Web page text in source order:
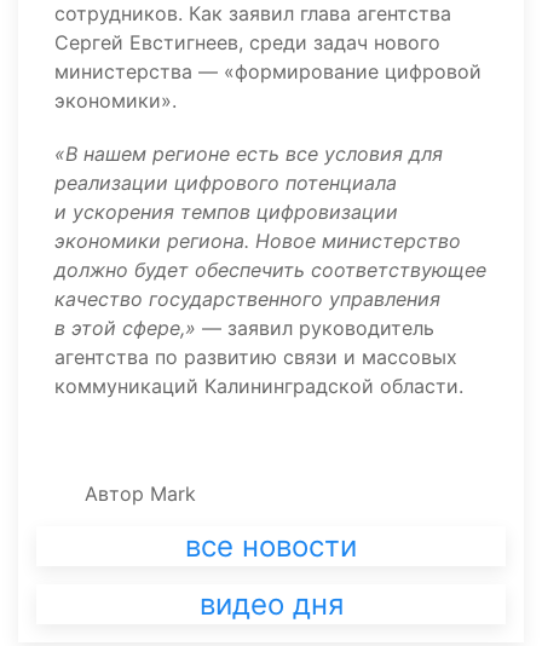
сотрудников. Как заявил глава агентства
Сергей Евстигнеев, среди задач нового
министерства — «формирование цифровой
экономики».
«В нашем регионе есть все условия для
реализации цифрового потенциала
и ускорения темпов цифровизации
экономики региона. Новое министерство
должно будет обеспечить соответствующее
качество государственного управления
в этой сфере,» — заявил руководитель
агентства по развитию связи и массовых
коммуникаций Калининградской области.
Автор Mark
все новости
видео дня